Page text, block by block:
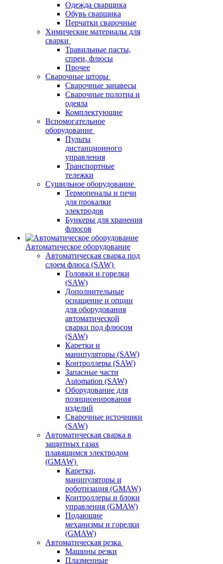
Одежда сварщика
Обувь сварщика
Перчатки сварочные
Химические материалы для
сварки
Травильные пасты,
спреи, флюсы
Прочее
Сварочные шторы
Сварочные занавесы
Сварочные полотна и
одеяла
Комплектующие
Вспомогательное
оборудование
Пульты
дистанционного
управления
Транспортные
тележки
Сушильное оборудование
Термопеналы и печи
для прокалки
электродов
Бункеры для хранения
флюсов
Автоматическое оборудование
Автоматическая сварка под
слоем флюса (SAW)
Головки и горелки
(SAW)
Дополнительные
оснащение и опции
для оборудования
автоматической
сварки под флюсом
(SAW)
Каретки и
манипуляторы (SAW)
Контроллеры (SAW)
Запасные части
Automation (SAW)
Оборудование для
позиционирования
изделий
Сварочные источники
(SAW)
Автоматическая сварка в
защитных газах
плавящимся электродом
(GMAW)
Каретки,
манипуляторы и
роботизация (GMAW)
Контроллеры и блоки
управления (GMAW)
Подающие
механизмы и горелки
(GMAW)
Автоматическая резка
Машины резки
Плазменные